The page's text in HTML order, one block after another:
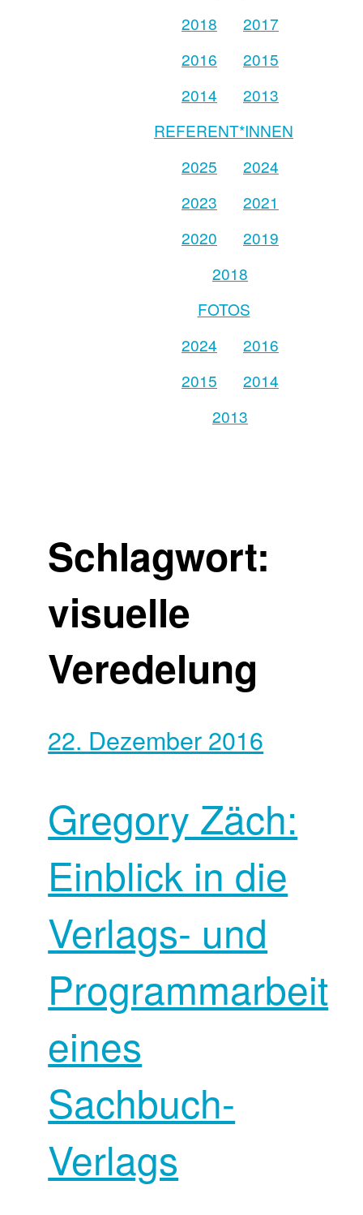
2018
2017
2016
2015
2014
2013
REFERENT*INNEN
2025
2024
2023
2021
2020
2019
2018
FOTOS
2024
2016
2015
2014
2013
Schlagwort:
visuelle
Veredelung
22. Dezember 2016
Gregory Zäch:
Einblick in die
Verlags- und
Programmarbeit
eines
Sachbuch-
Verlags